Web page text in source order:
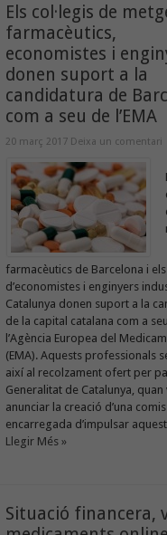
Els col·legis de
farmacèutics,
economistes i
donen suport a la
candidatura de
com a seu de l’EMA
20 març 2017 Deixa un comentari
farmacèutics de Barcelona i els
d’economistes i enginyers
Catalunya donen suport a la
de la capital catalana com a
l’Agència Europea del
(EMA). Aquests professionals
així al recolzament ofert per
Generalitat de Catalunya, quan
anunciar la creació d’una
encarregada d’impulsar
Llegir Més »
Situació financera,